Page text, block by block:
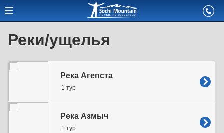
Реки/ущелья
Река Агепста
1 тур
Река Азмыч
1 тур